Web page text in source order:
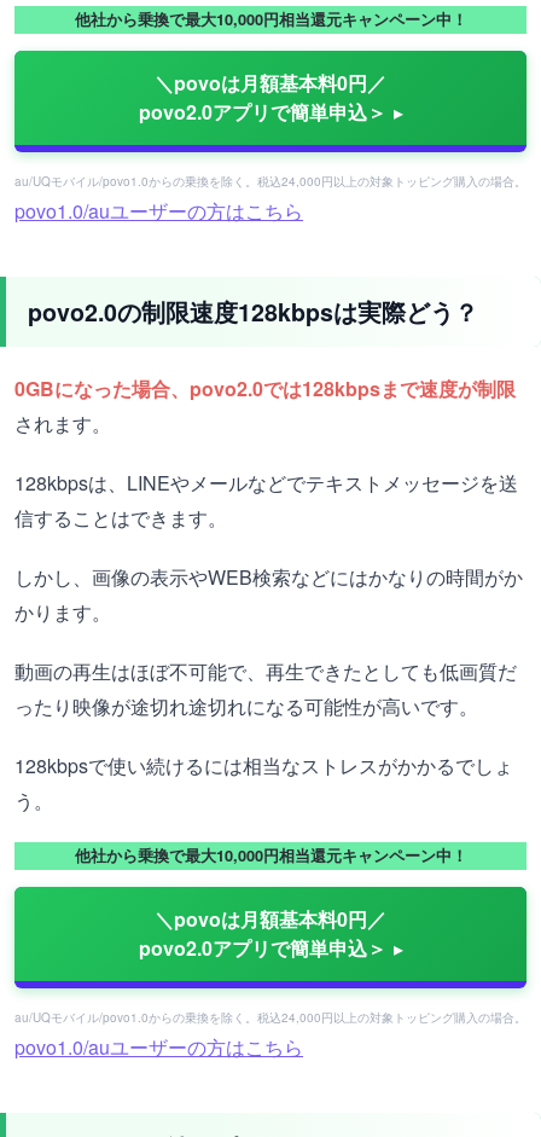
他社から乗換で最大10,000円相当還元キャンペーン中！
＼povoは月額基本料0円／
povo2.0アプリで簡単申込＞
au/UQモバイル/povo1.0からの乗換を除く。税込24,000円以上の対象トッピング購入の場合。
povo1.0/auユーザーの方はこちら
povo2.0の制限速度128kbpsは実際どう？
0GBになった場合、povo2.0では128kbpsまで速度が制限
されます。
128kbpsは、LINEやメールなどでテキストメッセージを送
信することはできます。
しかし、画像の表示やWEB検索などにはかなりの時間がか
かります。
動画の再生はほぼ不可能で、再生できたとしても低画質だ
ったり映像が途切れ途切れになる可能性が高いです。
128kbpsで使い続けるには相当なストレスがかかるでしょ
う。
他社から乗換で最大10,000円相当還元キャンペーン中！
＼povoは月額基本料0円／
povo2.0アプリで簡単申込＞
au/UQモバイル/povo1.0からの乗換を除く。税込24,000円以上の対象トッピング購入の場合。
povo1.0/auユーザーの方はこちら